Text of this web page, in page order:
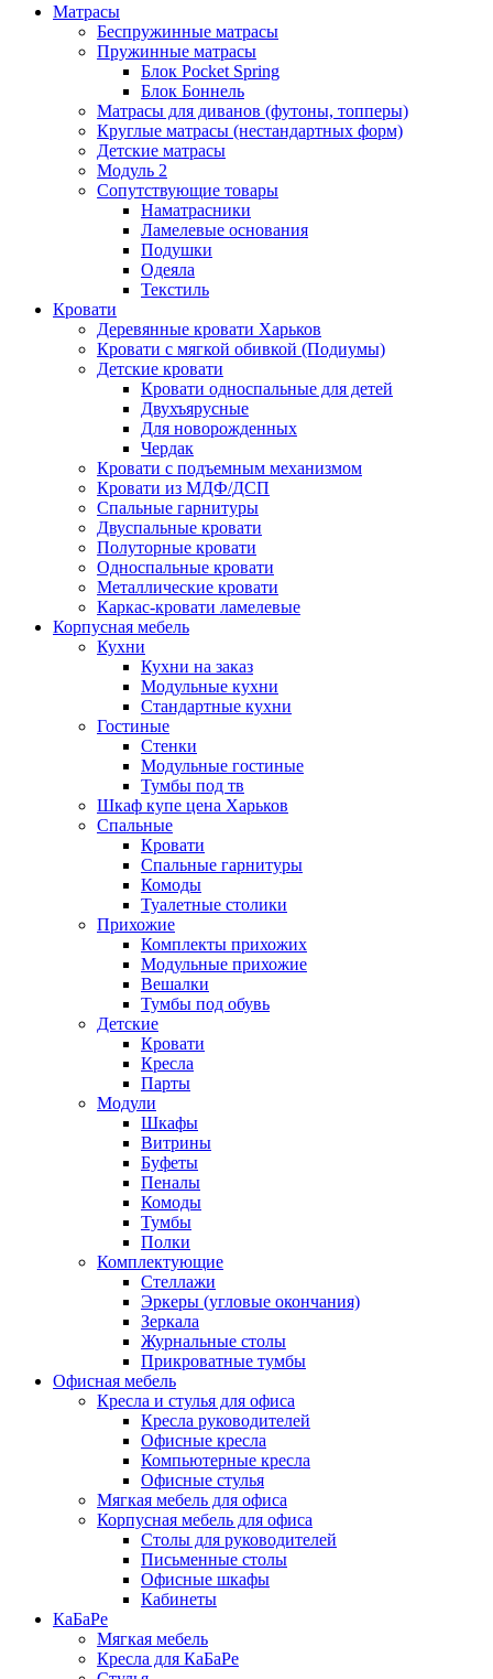
Матрасы
Беспружинные матрасы
Пружинные матрасы
Блок Pocket Spring
Блок Боннель
Матрасы для диванов (футоны, топперы)
Круглые матрасы (нестандартных форм)
Детские матрасы
Модуль 2
Сопутствующие товары
Наматрасники
Ламелевые основания
Подушки
Одеяла
Текстиль
Кровати
Деревянные кровати Харьков
Кровати с мягкой обивкой (Подиумы)
Детские кровати
Кровати односпальные для детей
Двухъярусные
Для новорожденных
Чердак
Кровати с подъемным механизмом
Кровати из МДФ/ДСП
Спальные гарнитуры
Двуспальные кровати
Полуторные кровати
Односпальные кровати
Металлические кровати
Каркас-кровати ламелевые
Корпусная мебель
Кухни
Кухни на заказ
Модульные кухни
Стандартные кухни
Гостиные
Стенки
Модульные гостиные
Тумбы под тв
Шкаф купе цена Харьков
Спальные
Кровати
Спальные гарнитуры
Комоды
Туалетные столики
Прихожие
Комплекты прихожих
Модульные прихожие
Вешалки
Тумбы под обувь
Детские
Кровати
Кресла
Парты
Модули
Шкафы
Витрины
Буфеты
Пеналы
Комоды
Тумбы
Полки
Комплектующие
Стеллажи
Эркеры (угловые окончания)
Зеркала
Журнальные столы
Прикроватные тумбы
Офисная мебель
Кресла и стулья для офиса
Кресла руководителей
Офисные кресла
Компьютерные кресла
Офисные стулья
Мягкая мебель для офиса
Корпусная мебель для офиса
Столы для руководителей
Письменные столы
Офисные шкафы
Кабинеты
КаБаРе
Мягкая мебель
Кресла для КаБаРе